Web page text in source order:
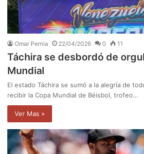
Omar Pernia 22/04/2026 0 11
Táchira se desbordó de
Mundial
El estado Táchira se sumó a la alegría de
recibir la Copa Mundial de Béisbol, trofeo…
Ver Mas »